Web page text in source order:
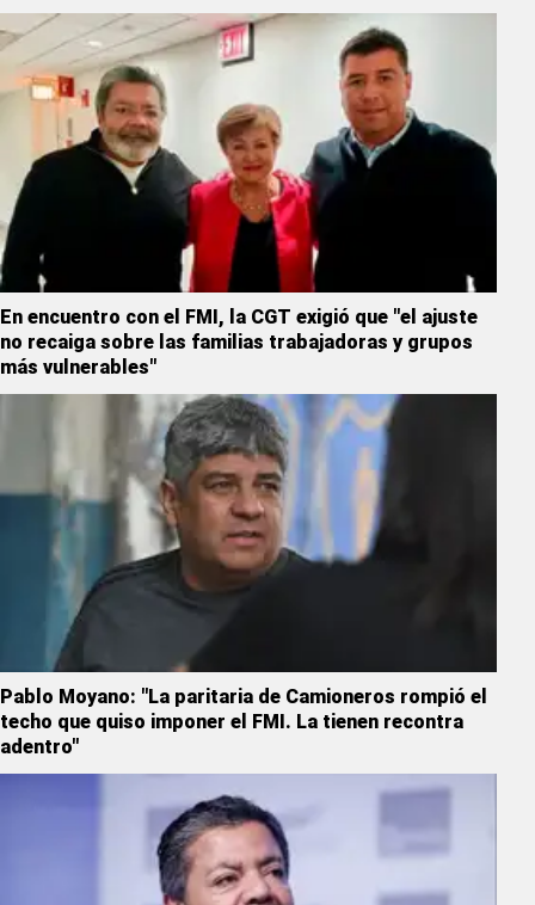
En encuentro con el FMI, la CGT exigió que "el ajuste
no recaiga sobre las familias trabajadoras y grupos
más vulnerables"
Pablo Moyano: "La paritaria de Camioneros rompió el
techo que quiso imponer el FMI. La tienen recontra
adentro"